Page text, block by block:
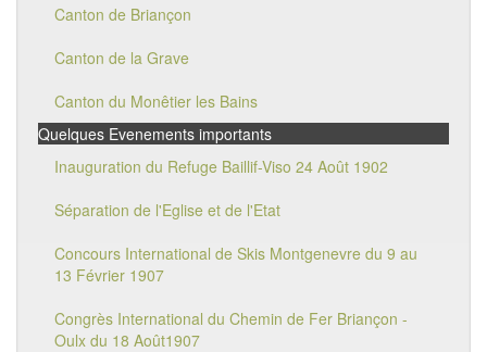
Canton de Briançon
Canton de la Grave
Canton du Monêtier les Bains
Quelques Evenements importants
Inauguration du Refuge Baillif-Viso 24 Août 1902
Séparation de l'Eglise et de l'Etat
Concours International de Skis Montgenevre du 9 au
13 Février 1907
Congrès International du Chemin de Fer Briançon -
Oulx du 18 Août1907